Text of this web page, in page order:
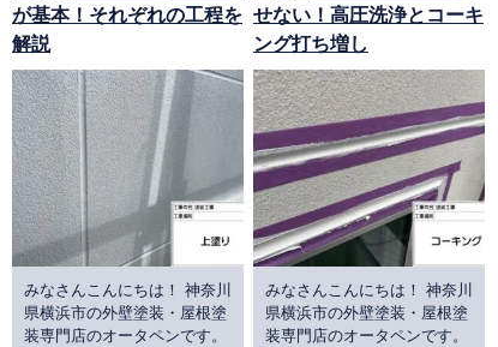
が基本！それぞれの工程を
解説
みなさんこんにちは！ 神奈川
県横浜市の外壁塗装・屋根塗
装専門店のオータペンです。
せない！高圧洗浄とコーキ
ング打ち増し
みなさんこんにちは！ 神奈川
県横浜市の外壁塗装・屋根塗
装専門店のオータペンです。